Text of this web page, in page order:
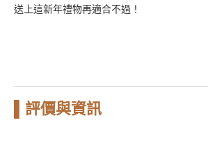
送上這新年禮物再適合不過！
▌評價與資訊